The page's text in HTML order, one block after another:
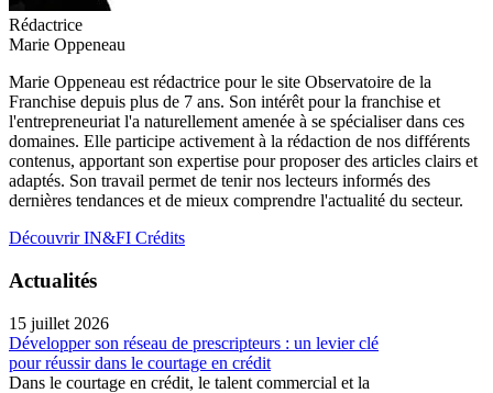
Rédactrice
Marie Oppeneau
Marie Oppeneau est rédactrice pour le site Observatoire de la
Franchise depuis plus de 7 ans. Son intérêt pour la franchise et
l'entrepreneuriat l'a naturellement amenée à se spécialiser dans ces
domaines. Elle participe activement à la rédaction de nos différents
contenus, apportant son expertise pour proposer des articles clairs et
adaptés. Son travail permet de tenir nos lecteurs informés des
dernières tendances et de mieux comprendre l'actualité du secteur.
Découvrir IN&FI Crédits
Actualités
15 juillet 2026
Développer son réseau de prescripteurs : un levier clé
pour réussir dans le courtage en crédit
Dans le courtage en crédit, le talent commercial et la